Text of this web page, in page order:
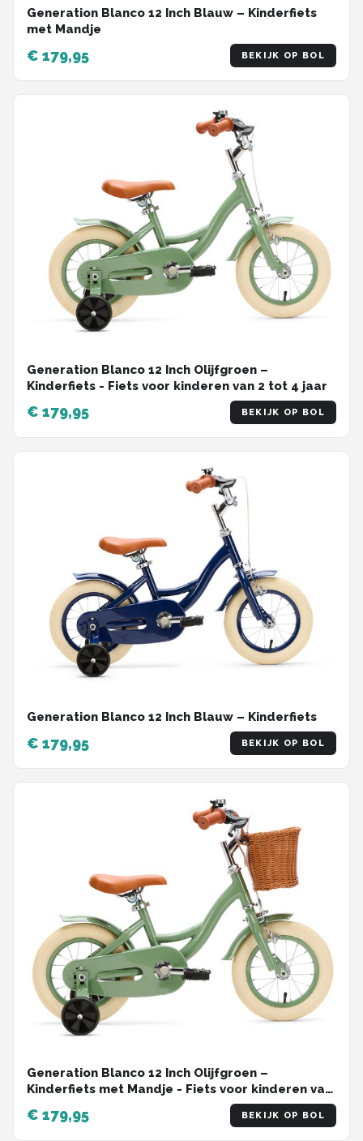
Generation Blanco 12 Inch Blauw – Kinderfiets
met Mandje
€ 179,95 BEKIJK OP BOL
Generation Blanco 12 Inch Olijfgroen –
Kinderfiets - Fiets voor kinderen van 2 tot 4 jaar
€ 179,95 BEKIJK OP BOL
Generation Blanco 12 Inch Blauw – Kinderfiets
€ 179,95 BEKIJK OP BOL
Generation Blanco 12 Inch Olijfgroen –
Kinderfiets met Mandje - Fiets voor kinderen van
€ 179,95 BEKIJK OP BOL